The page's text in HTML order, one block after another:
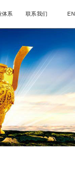
体系 联系我们 EN